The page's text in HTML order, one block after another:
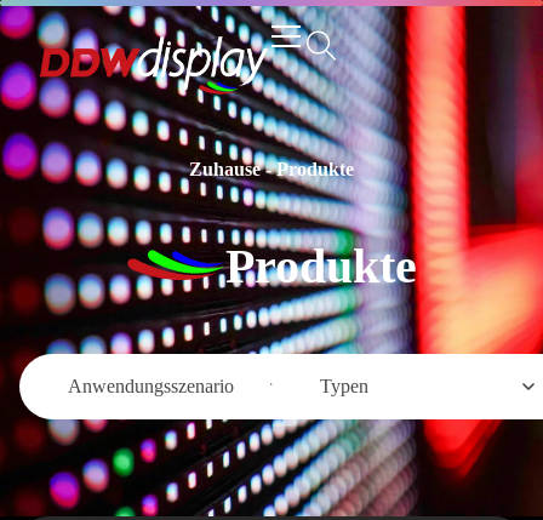
Zuhause-Produkte
Produkte
Anwendungsszenario Typen